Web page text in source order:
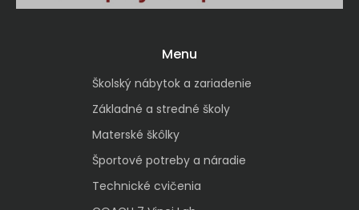
Menu
Školský nábytok a zariadenie
Základné a stredné školy
Materské škôlky
Športové potreby a náradie
Technické cvičenia